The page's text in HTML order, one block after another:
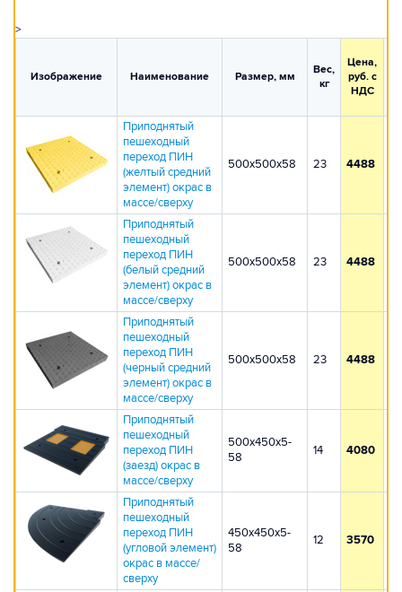
>
Изображение Наименование Размер, мм
Вес,
кг
Цена,
руб. с
НДС
Приподнятый
пешеходный
переход ПИН
(желтый средний
элемент) окрас в
массе/сверху
500х500х58 23 4488
Приподнятый
пешеходный
переход ПИН
(белый средний
элемент) окрас в
массе/сверху
500х500х58 23 4488
Приподнятый
пешеходный
переход ПИН
(черный средний
элемент) окрас в
массе/сверху
500х500х58 23 4488
Приподнятый
пешеходный
переход ПИН
(заезд) окрас в
массе/сверху
500х450х5-
58
14 4080
Приподнятый
пешеходный
переход ПИН
(угловой элемент)
окрас в массе/
сверху
450х450х5-
58
12 3570